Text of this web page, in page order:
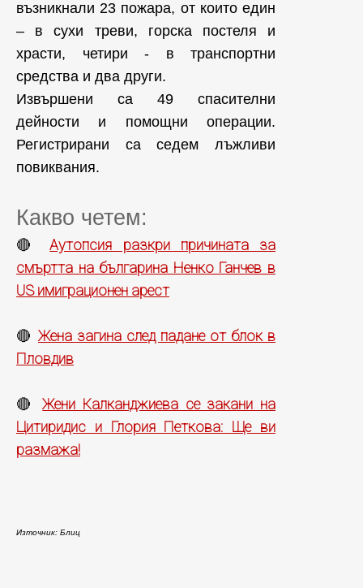
възникнали 23 пожара, от които един
– в сухи треви, горска постеля и
храсти, четири - в транспортни
средства и два други.
Извършени са 49 спасителни
дейности и помощни операции.
Регистрирани са седем лъжливи
повиквания.
Какво четем:
🔴Аутопсия разкри причината за
смъртта на българина Ненко Ганчев в
US имиграционен арест
🔴 Жена загина след падане от блок в
Пловдив
🔴Жени Калканджиева се закани на
Цитиридис и Глория Петкова: Ще ви
размажа!
Източник: Блиц